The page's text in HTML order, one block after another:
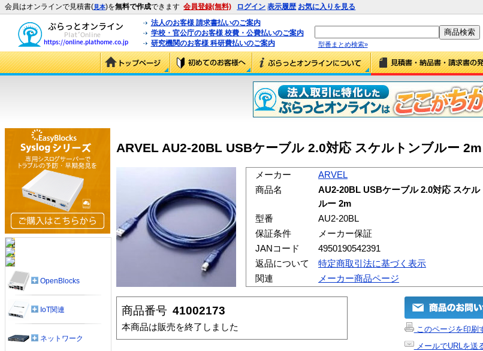
会員はオンラインで見積書(見本)を無料で作成できます 会員登録(無料) ログイン 表示履歴 お気に入りを見る
法人のお客様 請求書払いのご案内
学校・官公庁のお客様 校費・公費払いのご案内
研究機関のお客様 科研費払いのご案内
型番まとめ検索»
ARVEL AU2-20BL USBケーブル 2.0対応 スケルトンブルー
メーカー
ARVEL
商品名
AU2-20BL USBケーブル 2.0対応 スケル
ルー 2m
型番
AU2-20BL
保証条件
メーカー保証
JANコード
4950190542391
返品について
特定商取引法に基づく表示
関連
メーカー商品ページ
商品番号 41002173
本商品は販売を終了しました
このページを印刷
メールでURLを送
OpenBlocks
IoT関連
ネットワーク